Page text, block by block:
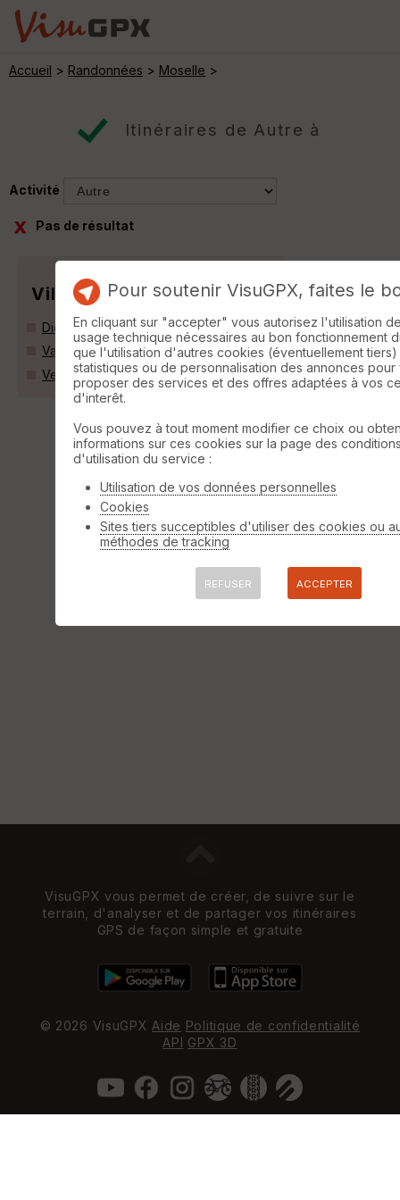
Accueil > Randonnées > Moselle >
Itinéraires de Autre à
Activité
Pas de résultat
Villes
Dieuze (57260)
Val-de-Bride (57260)
Vergaville (57260)
VisuGPX vous permet de créer, de suivre sur le
terrain, d'analyser et de partager vos itinéraires
GPS de façon simple et gratuite
© 2026 VisuGPX Aide Politique de confidentialité
API GPX 3D
Pour soutenir VisuGPX, faites le
En cliquant sur "accepter" vous autorisez l'utilisation
usage technique nécessaires au bon fonctionnement
que l'utilisation d'autres cookies (éventuellement
statistiques ou de personnalisation des annonces pour
proposer des services et des offres adaptées à vos
d'interêt.
Vous pouvez à tout moment modifier ce choix ou
informations sur ces cookies sur la page des
d'utilisation du service :
Utilisation de vos données personnelles
Cookies
Sites tiers succeptibles d'utiliser des cookies ou
méthodes de tracking
REFUSER ACCEPTER